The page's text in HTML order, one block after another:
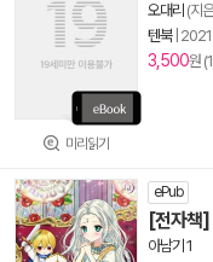
미리읽기
오대리 (지
텐북|
3,500원
ePub
[전자책]
아남기 1